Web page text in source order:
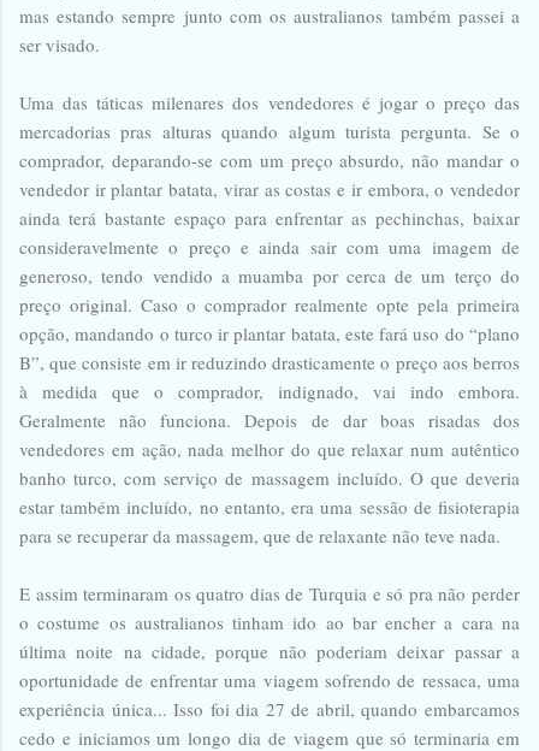
mas estando sempre junto com os australianos também passei a
ser visado.
Uma das táticas milenares dos vendedores é jogar o preço das
mercadorias pras alturas quando algum turista pergunta. Se o
comprador, deparando-se com um preço absurdo, não mandar o
vendedor ir plantar batata, virar as costas e ir embora, o vendedor
ainda terá bastante espaço para enfrentar as pechinchas, baixar
consideravelmente o preço e ainda sair com uma imagem de
generoso, tendo vendido a muamba por cerca de um terço do
preço original. Caso o comprador realmente opte pela primeira
opção, mandando o turco ir plantar batata, este fará uso do “plano
B”, que consiste em ir reduzindo drasticamente o preço aos berros
à medida que o comprador, indignado, vai indo embora.
Geralmente não funciona. Depois de dar boas risadas dos
vendedores em ação, nada melhor do que relaxar num autêntico
banho turco, com serviço de massagem incluído. O que deveria
estar também incluído, no entanto, era uma sessão de fisioterapia
para se recuperar da massagem, que de relaxante não teve nada.
E assim terminaram os quatro dias de Turquia e só pra não perder
o costume os australianos tinham ido ao bar encher a cara na
última noite na cidade, porque não poderiam deixar passar a
oportunidade de enfrentar uma viagem sofrendo de ressaca, uma
experiência única... Isso foi dia 27 de abril, quando embarcamos
cedo e iniciamos um longo dia de viagem que só terminaria em